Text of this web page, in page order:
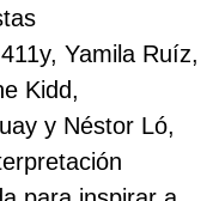
Yamila Ruíz,
Kidd,
y Néstor Ló,